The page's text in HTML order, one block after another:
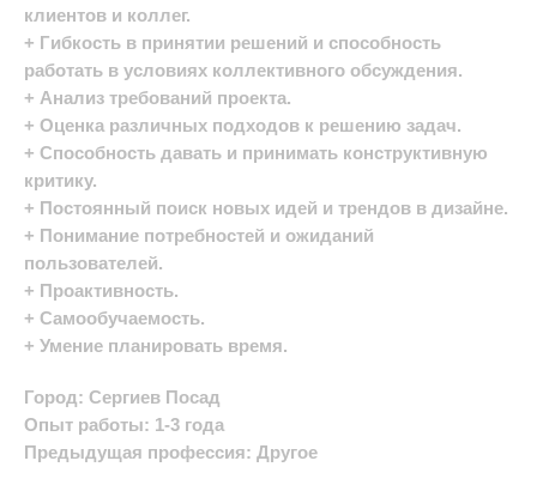
клиентов и коллег.
+ Гибкость в принятии решений и способность
работать в условиях коллективного обсуждения.
+ Анализ требований проекта.
+ Оценка различных подходов к решению задач.
+ Способность давать и принимать конструктивную
критику.
+ Постоянный поиск новых идей и трендов в дизайне.
+ Понимание потребностей и ожиданий
пользователей.
+ Проактивность.
+ Самообучаемость.
+ Умение планировать время.
Город: Сергиев Посад
Опыт работы: 1-3 года
Предыдущая профессия: Другое